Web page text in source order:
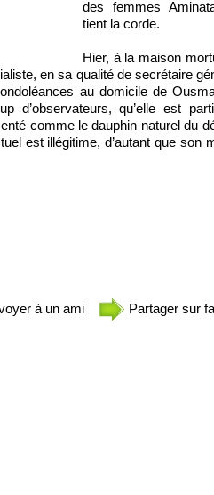
des femmes
tient la corde.
Hier, à la maison
en sa qualité de secrétaire
au domicile de
d’observateurs, qu’elle est
comme le dauphin naturel du
est illégitime, d’autant que son
à un ami Partager sur